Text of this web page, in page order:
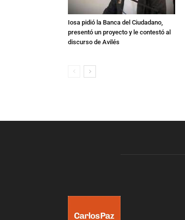
Iosa pidió la Banca del Ciudadano,
presentó un proyecto y le contestó al
discurso de Avilés